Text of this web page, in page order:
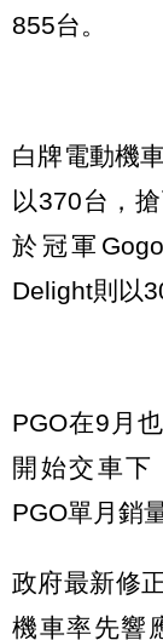
855台。
白牌電動機
以370台，
於冠軍
Delight則以
PGO在9月
開始交車
PGO單月銷
政府最新修
機車率先響